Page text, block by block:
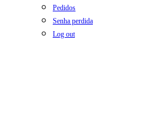
Pedidos
Senha perdida
Log out